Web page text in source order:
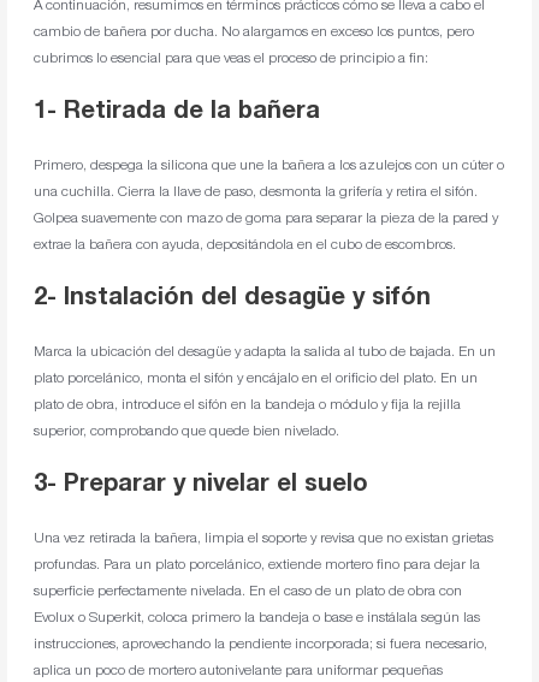
A continuación, resumimos en términos prácticos cómo se lleva a cabo el
cambio de bañera por ducha. No alargamos en exceso los puntos, pero
cubrimos lo esencial para que veas el proceso de principio a fin:
1- Retirada de la bañera
Primero, despega la silicona que une la bañera a los azulejos con un cúter o
una cuchilla. Cierra la llave de paso, desmonta la grifería y retira el sifón.
Golpea suavemente con mazo de goma para separar la pieza de la pared y
extrae la bañera con ayuda, depositándola en el cubo de escombros.
2- Instalación del desagüe y sifón
Marca la ubicación del desagüe y adapta la salida al tubo de bajada. En un
plato porcelánico, monta el sifón y encájalo en el orificio del plato. En un
plato de obra, introduce el sifón en la bandeja o módulo y fija la rejilla
superior, comprobando que quede bien nivelado.
3- Preparar y nivelar el suelo
Una vez retirada la bañera, limpia el soporte y revisa que no existan grietas
profundas. Para un plato porcelánico, extiende mortero fino para dejar la
superficie perfectamente nivelada. En el caso de un plato de obra con
Evolux o Superkit, coloca primero la bandeja o base e instálala según las
instrucciones, aprovechando la pendiente incorporada; si fuera necesario,
aplica un poco de mortero autonivelante para uniformar pequeñas